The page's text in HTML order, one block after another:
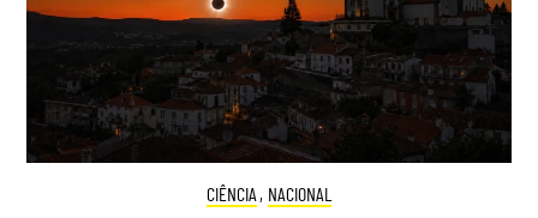
CIÊNCIA , NACIONAL